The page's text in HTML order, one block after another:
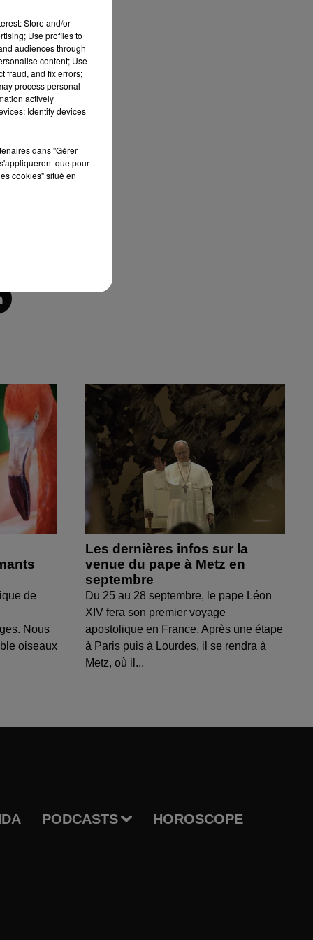
de
Nous
oiseaux
Les dernières infos sur la
venue du pape à Metz en
septembre
Du 25 au 28 septembre, le pape Léon
XIV fera son premier voyage
apostolique en France. Après une étape
à Paris puis à Lourdes, il se rendra à
Metz, où il...
PODCASTS HOROSCOPE
Store and/or
Use profiles to
audiences through
content; Use
fraud, and fix errors;
process personal
actively
Identify devices
dans "Gérer
que pour
cookies" situé en